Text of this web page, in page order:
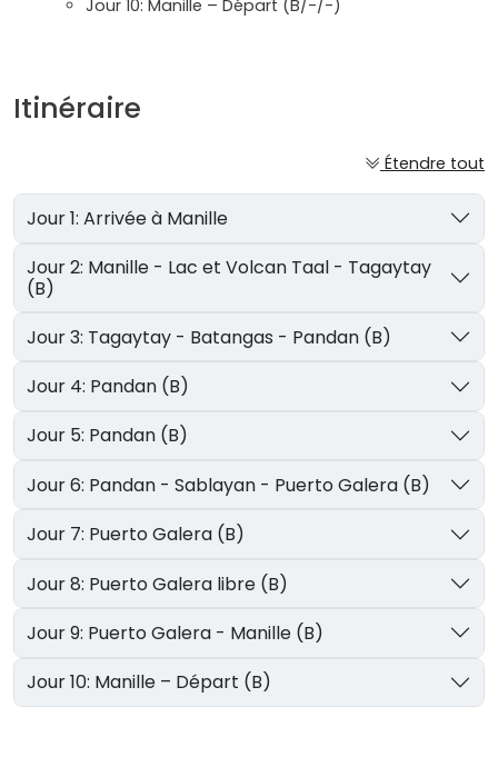
Jour 10: Manille – Départ (B/-/-)
Itinéraire
Étendre tout
Jour 1: Arrivée à Manille
Jour 2: Manille - Lac et Volcan Taal - Tagaytay
(B)
Jour 3: Tagaytay - Batangas - Pandan (B)
Jour 4: Pandan (B)
Jour 5: Pandan (B)
Jour 6: Pandan - Sablayan - Puerto Galera (B)
Jour 7: Puerto Galera (B)
Jour 8: Puerto Galera libre (B)
Jour 9: Puerto Galera - Manille (B)
Jour 10: Manille – Départ (B)